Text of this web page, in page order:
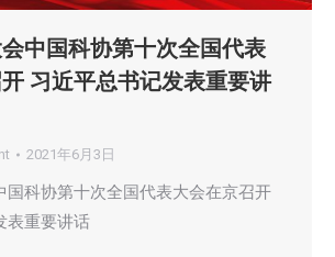
中国科协第十次全国代表
习近平总书记发表重要讲
2021年6月3日
国科协第十次全国代表大会在京召开
表重要讲话